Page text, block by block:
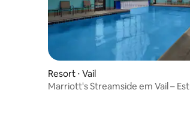
Resort ⋅ Vail
Marriott's Streamside em Vail –